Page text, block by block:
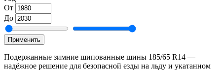
От
До
Применить
Подержанные зимние шипованные шины 185/65 R14 —
надёжное решение для безопасной езды на льду и укатанном